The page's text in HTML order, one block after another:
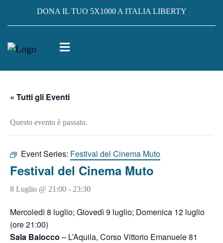
DONA IL TUO 5X1000 A ITALIA LIBERTY
« Tutti gli Eventi
Questo evento è passato.
Event Series: Festival del Cinema Muto
Festival del Cinema Muto
8 Luglio @ 21:00 - 23:30
Mercoledì 8 luglio; Giovedì 9 luglio; Domenica 12 luglio
(ore 21:00)
Sala Baiocco – L’Aquila, Corso Vittorio Emanuele 81